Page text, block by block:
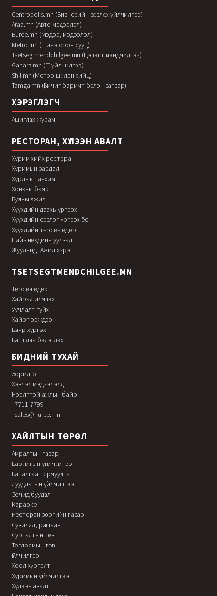
Centropolis.mn (Бизнесийн зөвлөх үйлчилгээ)
Araa.mn (Авто мэдээлэл)
Buree.mn (Мэдээ, мэдээлэл)
Metro.mn (Шинэ орон сууц)
Tsetsegtmendchilgee.mn (Цэцэгт мэндчилгээ)
Ganara.mn (IT үйлчилгээ)
Shil.mn (Метро шилэн хийц)
Tamga.mn (Бичиг баримт бэлэн загвар)
ХЭРЭГЛЭГЧ
Ашиглах журам
РЕСТОРАН, ХҮЛЭЭН АВАЛТ
Хурим хийх ресторан
Хуримын зардал
Хурлын танхим
Хонхны баяр
Буяны ажил
Хүүхдийн даахь үргээх
Хүүхдийн сэвлэг үргээх ёс
Хүүхдийн төрсөн өдөр
Найз нөхдийн уулзалт
Жуулчид, Ажил хэрэг
TSETSEGTMENDCHILGEE.MN
Төрсөн өдөр
Хайраа илчлэх
Уучлалт гуйх
Хайрт ээждээ
Баяр хүргэх
Багшдаа бэлэглэх
БИДНИЙ ТУХАЙ
Зорилго
Хэвлэл мэдээлэлд
Нээлттэй ажлын байр
7711-7799
sales@huree.mn
ХАЙЛТЫН ТӨРӨЛ
Амралтын газар
Барилгын үйлчилгээ
Баталгаат орчуулга
Дуудлагын үйлчилгээ
Зочид буудал
Караоке
Ресторан зоогийн газар
Сувилал, рашаан
Сургалтын төв
Тоглоомын төв
Үйлчилгээ
Хоол хүргэлт
Хуримын үйлчилгээ
Хүлээн авалт